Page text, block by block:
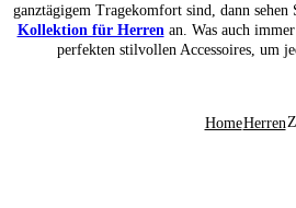
ganztägigem Tragekomfort sind, dann sehen
Kollektion für Herren an. Was auch
perfekten stilvollen Accessoires, um
HomeHerren